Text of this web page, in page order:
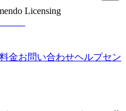
Licensing
料金お問い合わせヘルプセン